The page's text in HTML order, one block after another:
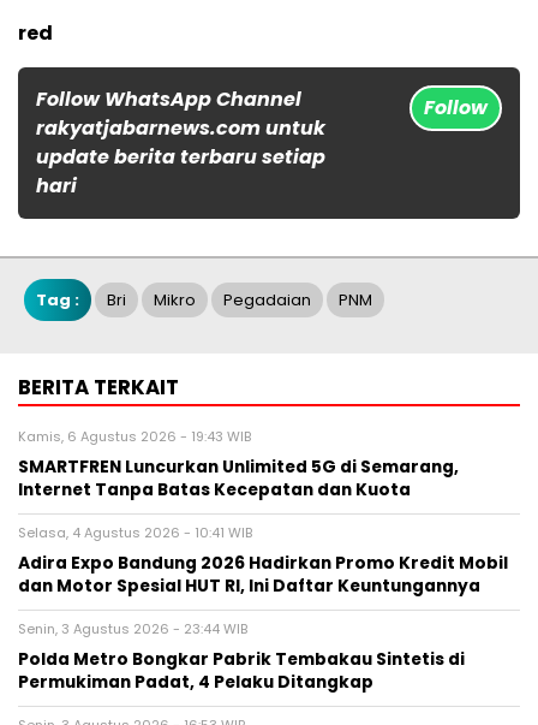
red
Follow WhatsApp Channel
rakyatjabarnews.com untuk
update berita terbaru setiap
hari
Follow
Tag : Bri Mikro Pegadaian PNM
BERITA TERKAIT
Kamis, 6 Agustus 2026 - 19:43 WIB
SMARTFREN Luncurkan Unlimited 5G di Semarang,
Internet Tanpa Batas Kecepatan dan Kuota
Selasa, 4 Agustus 2026 - 10:41 WIB
Adira Expo Bandung 2026 Hadirkan Promo Kredit Mobil
dan Motor Spesial HUT RI, Ini Daftar Keuntungannya
Senin, 3 Agustus 2026 - 23:44 WIB
Polda Metro Bongkar Pabrik Tembakau Sintetis di
Permukiman Padat, 4 Pelaku Ditangkap